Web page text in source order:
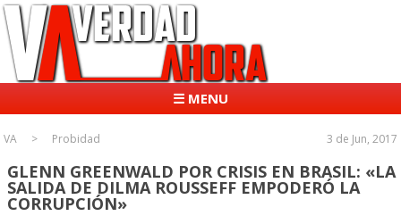
☰ MENU
VA Probidad 3 de Jun, 2017
GLENN GREENWALD POR CRISIS EN BRASIL: «LA
SALIDA DE DILMA ROUSSEFF EMPODERÓ LA
CORRUPCIÓN»